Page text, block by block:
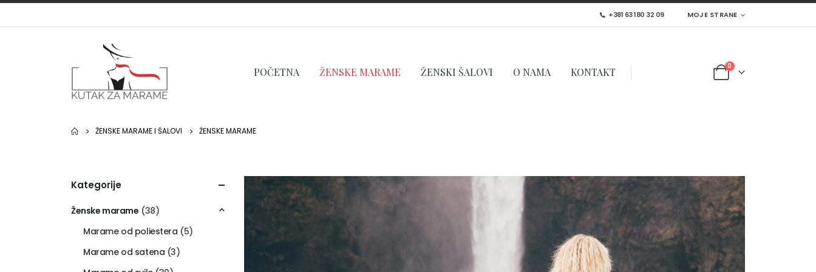
+381 63 180 32 09 MOJE STRANE
POČETNA ŽENSKE MARAME ŽENSKI ŠALOVI O NAMA KONTAKT 0
ŽENSKE MARAME I ŠALOVI ŽENSKE MARAME
Kategorije
Ženske marame (38)
Marame od poliestera (5)
Marame od satena (3)